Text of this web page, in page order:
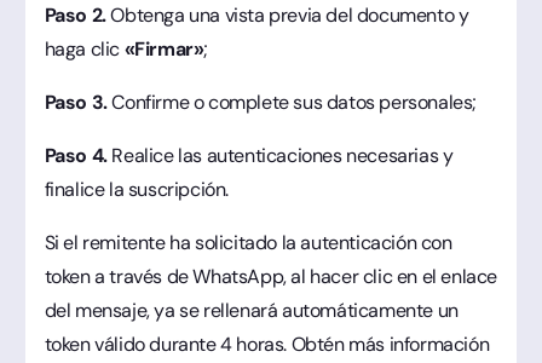
Paso 2.Obtenga una vista previa del documento y
haga clic«Firmar»;
Paso 3.Confirme o complete sus datos personales;
Paso 4.Realice las autenticaciones necesarias y
finalice la suscripción.
Si el remitente ha solicitado la autenticación con
token a través de WhatsApp, al hacer clic en el enlace
del mensaje, ya se rellenará automáticamente un
token válido durante 4 horas. Obtén más información